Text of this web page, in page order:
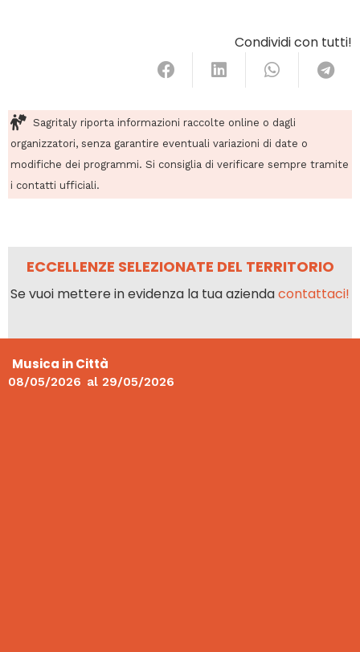
Condividi con tutti!
Sagritaly riporta informazioni raccolte online o dagli
organizzatori, senza garantire eventuali variazioni di date o
modifiche dei programmi. Si consiglia di verificare sempre tramite
i contatti ufficiali.
ECCELLENZE SELEZIONATE DEL TERRITORIO
Se vuoi mettere in evidenza la tua aziendacontattaci!
Musica in Città
08/05/2026 al 29/05/2026